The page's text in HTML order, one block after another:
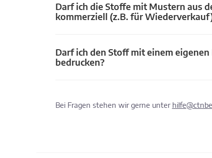
Darf ich die Stoffe mit Mustern aus
kommerziell (z.B. für
Darf ich den Stoff mit einem
bedrucken?
Bei Fragen stehen wir gerne unter